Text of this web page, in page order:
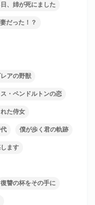
、姉が死にました
だった！？
アの野獣
ス・ペンドルトンの恋
た侍女
僕が歩く君の軌跡
ます
復讐の杯をその手に